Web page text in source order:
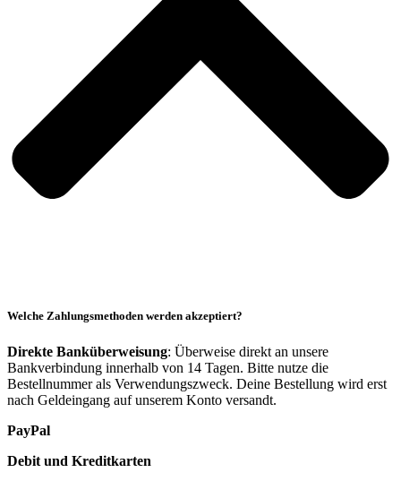
Welche Zahlungsmethoden werden akzeptiert?
Direkte Banküberweisung: Überweise direkt an unsere
Bankverbindung innerhalb von 14 Tagen. Bitte nutze die
Bestellnummer als Verwendungszweck. Deine Bestellung wird erst
nach Geldeingang auf unserem Konto versandt.
PayPal
Debit und Kreditkarten